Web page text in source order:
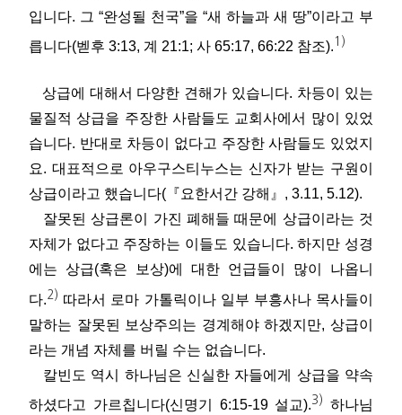
입니다. 그 “완성될 천국”을 “새 하늘과 새 땅”이라고 부
릅니다(벧후 3:13, 계 21:1; 사 65:17, 66:22 참조). 1)
상급에 대해서 다양한 견해가 있습니다. 차등이 있는
물질적 상급을 주장한 사람들도 교회사에서 많이 있었
습니다. 반대로 차등이 없다고 주장한 사람들도 있었지
요. 대표적으로 아우구스티누스는 신자가 받는 구원이
상급이라고 했습니다(『요한서간 강해』, 3.11, 5.12).
잘못된 상급론이 가진 폐해들 때문에 상급이라는 것
자체가 없다고 주장하는 이들도 있습니다. 하지만 성경
에는 상급(혹은 보상)에 대한 언급들이 많이 나옵니
다.2) 따라서 로마 가톨릭이나 일부 부흥사나 목사들이
말하는 잘못된 보상주의는 경계해야 하겠지만, 상급이
라는 개념 자체를 버릴 수는 없습니다.
칼빈도 역시 하나님은 신실한 자들에게 상급을 약속
하셨다고 가르칩니다(신명기 6:15-19 설교).3)
하나님